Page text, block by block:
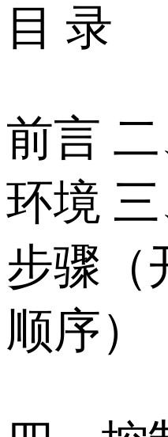
目 录
前言
环境
步骤（
顺序）